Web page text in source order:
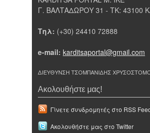
Γ. ΒΑΛΤΑΔΩΡΟΥ 31 - ΤΚ: 43100
Τηλ: (+30) 24410 72888
e-mail: karditsaportal@gmail.com
ΔΙΕΥΘΥΝΣΗ ΤΣΟΜΠΑΝΙΔΗΣ
Ακολουθήστε μας!
Γίνετε συνδρομητές στο RSS
Ακολουθήστε μας στο Twitter